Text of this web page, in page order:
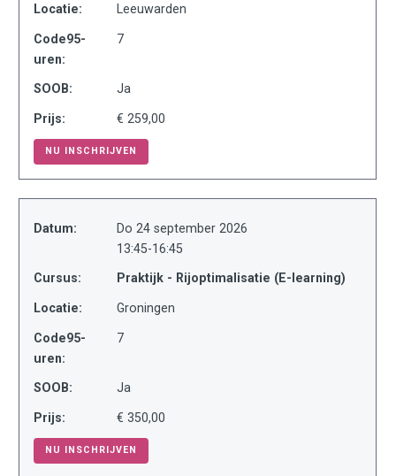
Locatie: Leeuwarden
Code95-
uren:
7
SOOB: Ja
Prijs: € 259,00
NU INSCHRIJVEN
Datum:
Do 24 september 2026
13:45-16:45
Cursus: Praktijk - Rijoptimalisatie (E-learning)
Locatie: Groningen
Code95-
uren:
7
SOOB: Ja
Prijs: € 350,00
NU INSCHRIJVEN